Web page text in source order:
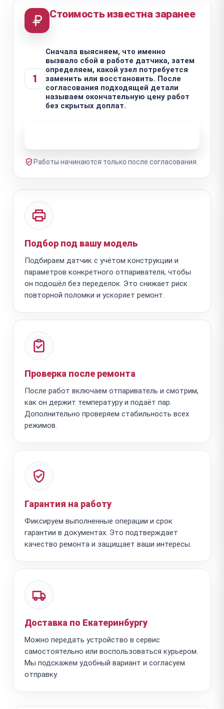
Стоимость известна заранее
1
Сначала выясняем, что именно
вызвало сбой в работе датчика, затем
определяем, какой узел потребуется
заменить или восстановить. После
согласования подходящей детали
называем окончательную цену работ
без скрытых доплат.
Работы начинаются только после согласования.
Подбор под вашу модель
Подбираем датчик с учётом конструкции и
параметров конкретного отпаривателя, чтобы
он подошёл без переделок. Это снижает риск
повторной поломки и ускоряет ремонт.
Проверка после ремонта
После работ включаем отпариватель и смотрим,
как он держит температуру и подаёт пар.
Дополнительно проверяем стабильность всех
режимов.
Гарантия на работу
Фиксируем выполненные операции и срок
гарантии в документах. Это подтверждает
качество ремонта и защищает ваши интересы.
Доставка по Екатеринбургу
Можно передать устройство в сервис
самостоятельно или воспользоваться курьером.
Мы подскажем удобный вариант и согласуем
отправку.